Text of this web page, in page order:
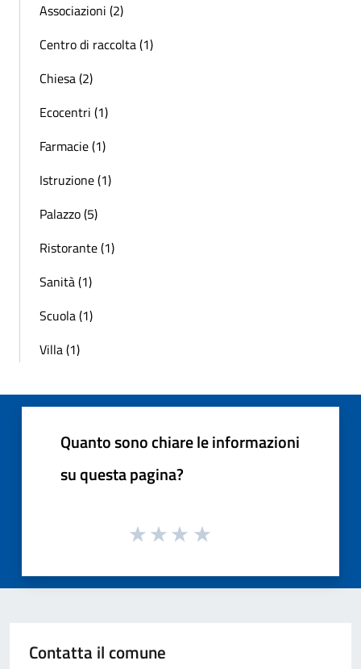
Associazioni (2)
Centro di raccolta (1)
Chiesa (2)
Ecocentri (1)
Farmacie (1)
Istruzione (1)
Palazzo (5)
Ristorante (1)
Sanità (1)
Scuola (1)
Villa (1)
Quanto sono chiare le informazioni
su questa pagina?
Contatta il comune